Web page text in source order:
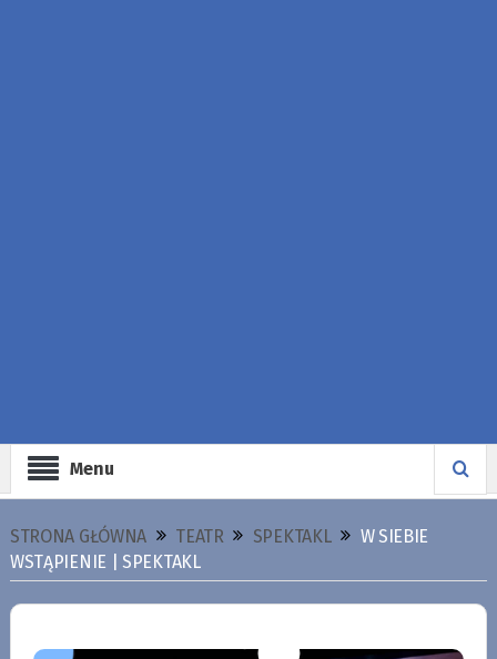
Menu
STRONA GŁÓWNA TEATR SPEKTAKL
W SIEBIE
WSTĄPIENIE | SPEKTAKL